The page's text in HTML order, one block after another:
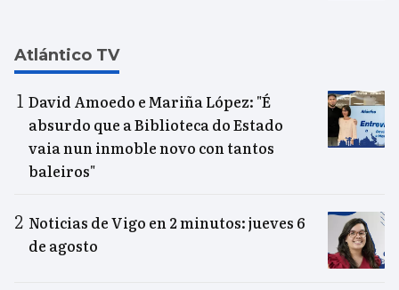
Atlántico TV
David Amoedo e Mariña López: "É
absurdo que a Biblioteca do Estado
vaia nun inmoble novo con tantos
baleiros"
Noticias de Vigo en 2 minutos: jueves 6
de agosto